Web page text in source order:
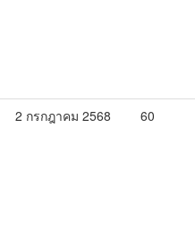
2 กรกฎาคม 2568 60